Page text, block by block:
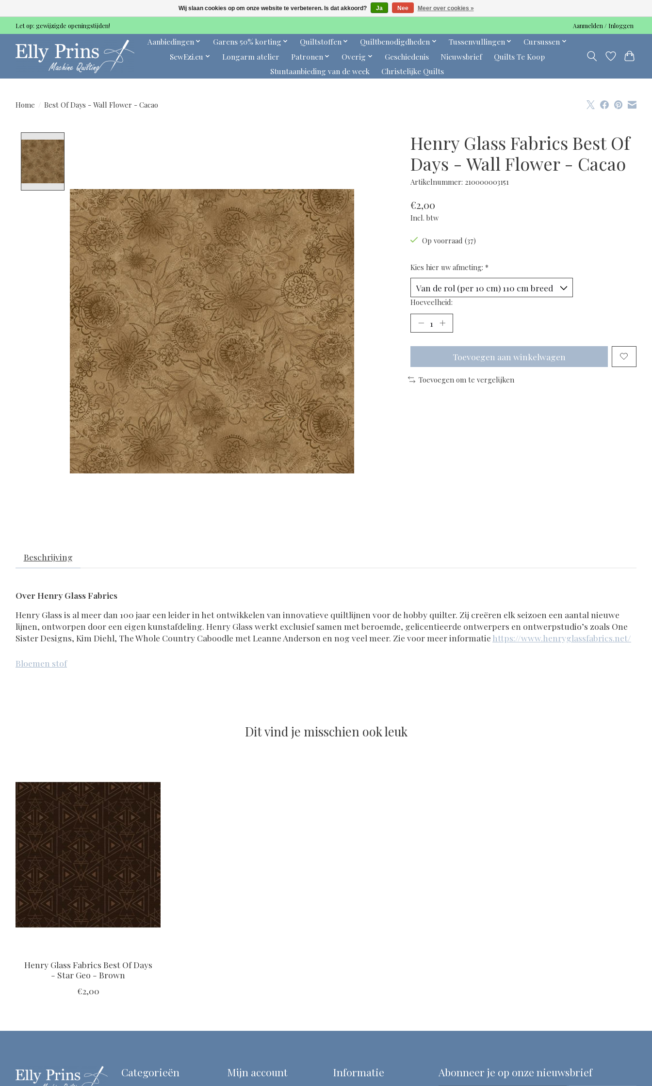
Let op: gewijzigde openingstijden! Aanmelden / Inloggen
Aanbiedingen Garens 50% korting Quiltstoffen Quiltbenodigdheden Tussenvullingen
Cursussen
SewEzi.eu
Longarm atelier Patronen Overig Geschiedenis Nieuwsbrief
Quilts Te Koop
Stuntaanbieding van de week
Christelijke Quilts
Home / Best Of Days - Wall Flower - Cacao
Henry Glass Fabrics Best Of
Days - Wall Flower - Cacao
Artikelnummer: 210000003151
€2,00
Incl. btw
Op voorraad (37)
Kies hier uw afmeting: *
Hoeveelheid:
Toevoegen aan winkelwagen
Toevoegen om te vergelijken
Beschrijving
Over Henry Glass Fabrics
Henry Glass is al meer dan 100 jaar een leider in het ontwikkelen van innovatieve quiltlijnen voor de hobby quilter. Zij creëren elk seizoen een aantal nieuwe
lijnen, ontworpen door een eigen kunstafdeling. Henry Glass werkt exclusief samen met beroemde, gelicentieerde ontwerpers en ontwerpstudio’s zoals One
Sister Designs, Kim Diehl, The Whole Country Caboodle met Leanne Anderson en nog veel meer. Zie voor meer informatie https://www.henryglassfabrics.net/
Bloemen stof
Dit vind je misschien ook leuk
Henry Glass Fabrics Best Of Days
- Star Geo - Brown
€2,00
Categorieën Mijn account Informatie Abonneer je op onze nieuwsbrief
Wij slaan cookies op om onze website te verbeteren. Is dat akkoord? Ja Nee Meer over cookies »